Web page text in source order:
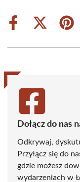
Share
Share
(Twitter)
Dołącz do nas
Odkrywaj,
Przyłącz się do
gdzie możesz
wydarzeniach w